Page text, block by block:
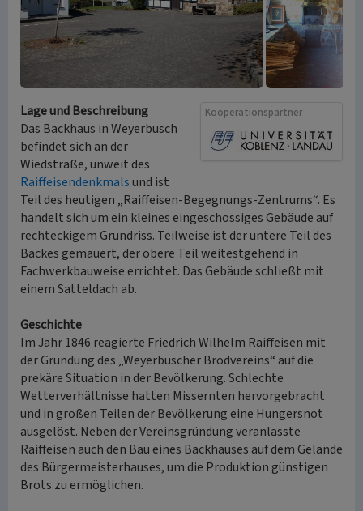
Kooperationspartner
Lage und Beschreibung
Das Backhaus in Weyerbusch
befindet sich an der
Wiedstraße, unweit des
Raiffeisendenkmalsund ist
Teil des heutigen „Raiffeisen-Begegnungs-Zentrums“. Es
handelt sich um ein kleines eingeschossiges Gebäude auf
rechteckigem Grundriss. Teilweise ist der untere Teil des
Backes gemauert, der obere Teil weitestgehend in
Fachwerkbauweise errichtet. Das Gebäude schließt mit
einem Satteldach ab.
Geschichte
Im Jahr 1846 reagierte Friedrich Wilhelm Raiffeisen mit
der Gründung des „Weyerbuscher Brodvereins“ auf die
prekäre Situation in der Bevölkerung. Schlechte
Wetterverhältnisse hatten Missernten hervorgebracht
und in großen Teilen der Bevölkerung eine Hungersnot
ausgelöst. Neben der Vereinsgründung veranlasste
Raiffeisen auch den Bau eines Backhauses auf dem Gelände
des Bürgermeisterhauses, um die Produktion günstigen
Brots zu ermöglichen.